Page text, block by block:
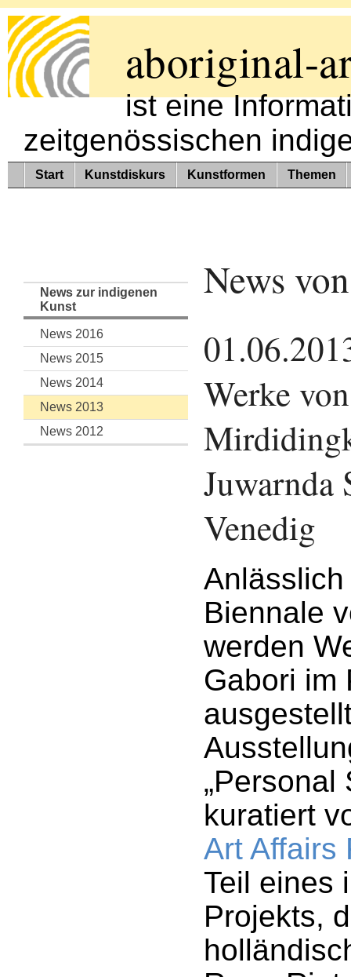
aboriginal-
ist eine
zeitgenössischen
Start Kunstdiskurs Kunstformen Themen
News zur indigenen
Kunst
News 2016
News 2015
News 2014
News 2013
News 2012
News
Werke von
Juwarnda
Venedig
Biennale
werden
Gabori im
„Personal
kuratiert
Art Affairs
Teil eines
Projekts,